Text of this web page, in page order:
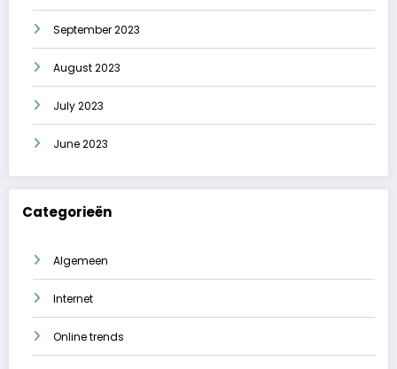
September 2023
August 2023
July 2023
June 2023
Categorieën
Algemeen
Internet
Online trends